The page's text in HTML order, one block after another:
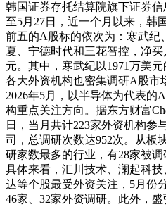
韩国证券存托结算院旗下证券
至5月27日，近一个月以来，韩
前五的A股标的依次为：寒武纪
夏、宁德时代和三花智控，净
元。其中，寒武纪以1971万美元
各大外资机构也密集调研A股市
2026年5月，以半导体为代表的
构重点关注方向。据东方财富
日，当月共计223家外资机构参
司，总调研次数达952次。从板
研家数最多的行业，有28家被调
具体来看，汇川技术、澜起科
达等个股最受外资关注，5月份
46家、32家外资调研。此外，